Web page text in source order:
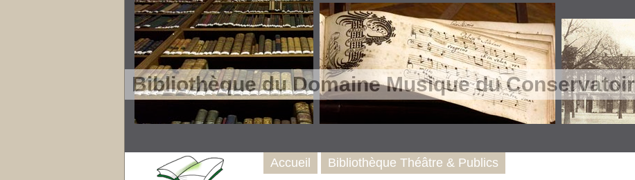
Bibliothèque du Domaine Musique du
Accueil Bibliothèque Théâtre & Publics